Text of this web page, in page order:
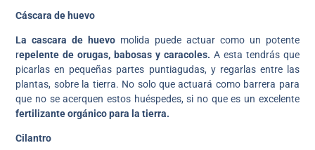
Cáscara de huevo
La cascara de huevo molida puede actuar como un potente
repelente de orugas, babosas y caracoles. A esta tendrás que
picarlas en pequeñas partes puntiagudas, y regarlas entre las
plantas, sobre la tierra. No solo que actuará como barrera para
que no se acerquen estos huéspedes, si no que es un excelente
fertilizante orgánico para la tierra.
Cilantro